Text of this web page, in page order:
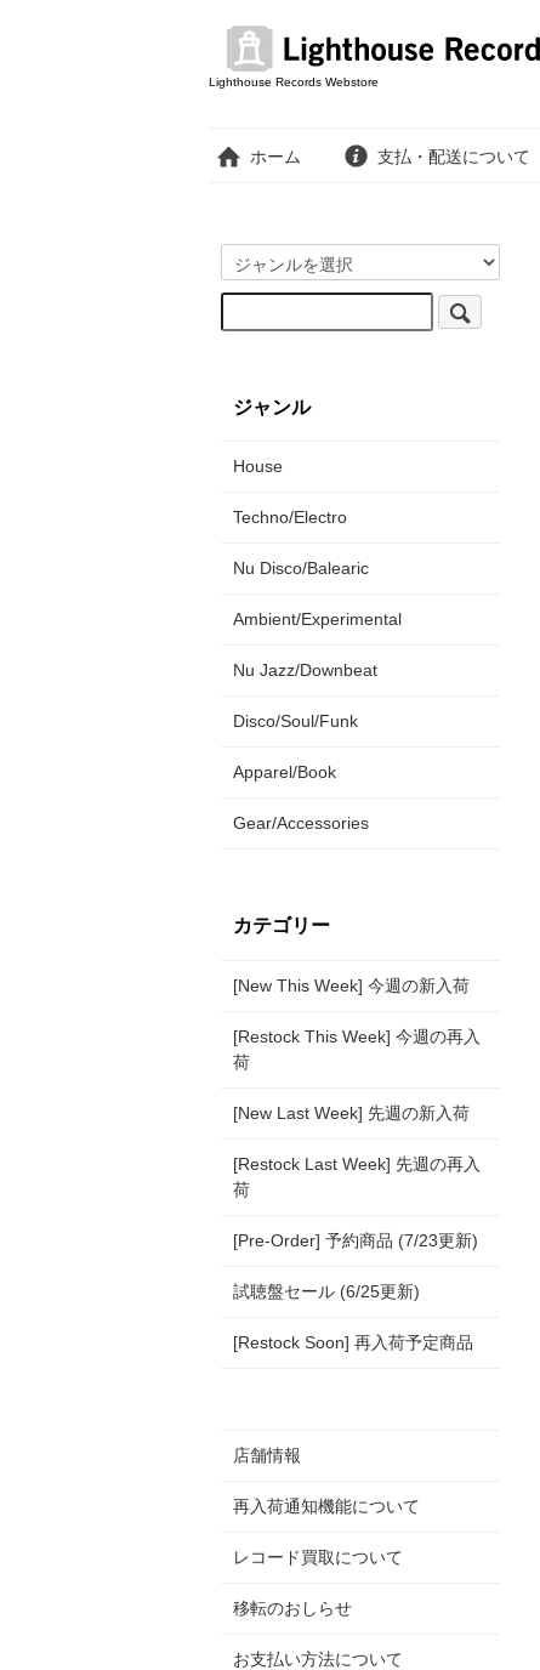
Lighthouse Records Webstore
ホーム 支払・配送について
ジャンル
House
Techno/Electro
Nu Disco/Balearic
Ambient/Experimental
Nu Jazz/Downbeat
Disco/Soul/Funk
Apparel/Book
Gear/Accessories
カテゴリー
[New This Week] 今週の新入荷
[Restock This Week] 今週の再入
荷
[New Last Week] 先週の新入荷
[Restock Last Week] 先週の再入
荷
[Pre-Order] 予約商品 (7/23更新)
試聴盤セール (6/25更新)
[Restock Soon] 再入荷予定商品
店舗情報
再入荷通知機能について
レコード買取について
移転のおしらせ
お支払い方法について